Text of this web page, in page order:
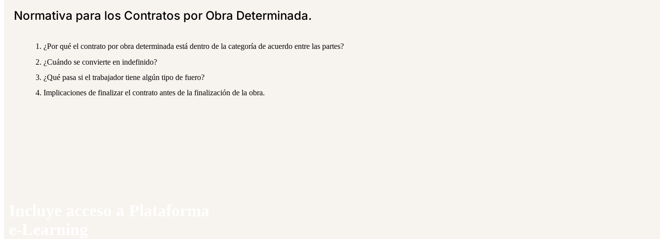
Normativa para los Contratos por Obra Determinada.
¿Por qué el contrato por obra determinada está dentro de la categoría de acuerdo entre las partes?
¿Cuándo se convierte en indefinido?
¿Qué pasa si el trabajador tiene algún tipo de fuero?
Implicaciones de finalizar el contrato antes de la finalización de la obra.